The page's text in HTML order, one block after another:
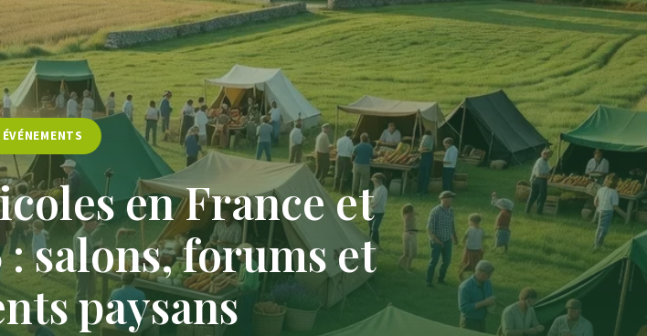
ÉVÉNEMENTS
en France et
salons, forums et
paysans